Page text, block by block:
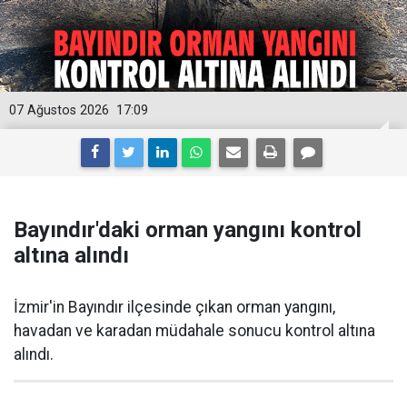
17:09
07 Ağustos 2026
Bayındır'daki orman yangını kontrol
altına alındı
İzmir'in Bayındır ilçesinde çıkan orman yangını,
havadan ve karadan müdahale sonucu kontrol altına
alındı.